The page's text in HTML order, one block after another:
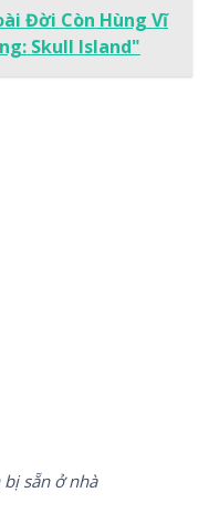
Đời Còn Hùng Vĩ
Skull Island"
sẵn ở nhà